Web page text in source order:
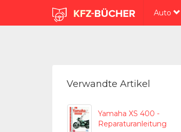
Auto
Verwandte Artikel
Yamaha XS 400 -
Reparaturanleitung